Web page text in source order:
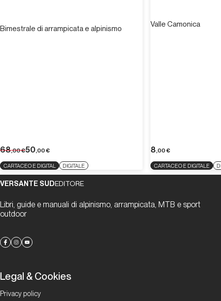
Bimestrale di arrampicata e alpinismo
68,00€50,00€
CARTACEO E DIGITAL DIGITALE
Valle Camonica
8,00€
CARTACEO E DIGITALE
VERSANTE SUDEDITORE
Libri, guide e manuali di alpinismo, arrampicata, MTB e sport
outdoor
Legal & Cookies
Privacy policy